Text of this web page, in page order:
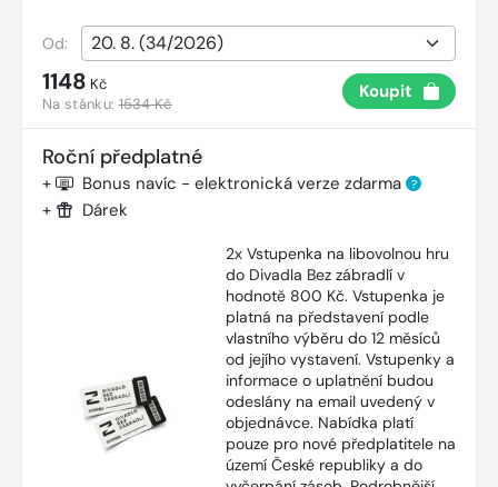
Od:
1148 Kč
Na stánku:1534 Kč
Koupit
Roční předplatné
+ Bonus navíc - elektronická verze zdarma ?
+ Dárek
2x Vstupenka na libovolnou hru
do Divadla Bez zábradlí v
hodnotě 800 Kč. Vstupenka je
platná na představení podle
vlastního výběru do 12 měsíců
od jejího vystavení. Vstupenky a
informace o uplatnění budou
odeslány na email uvedený v
objednávce. Nabídka platí
pouze pro nové předplatitele na
území České republiky a do